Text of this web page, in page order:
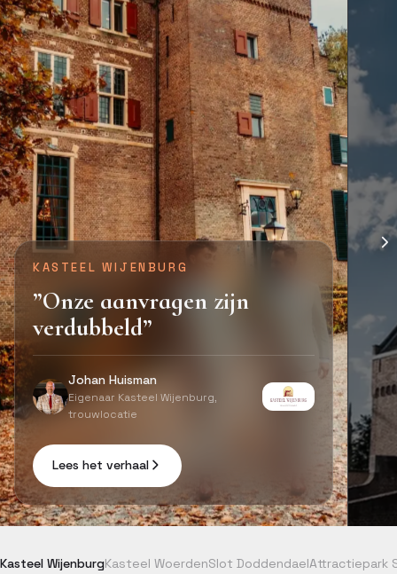
KASTEEL WIJENBURG
”Onze aanvragen zijn
verdubbeld”
Johan Huisman
Eigenaar Kasteel Wijenburg,
trouwlocatie
Lees het verhaal
Kasteel WijenburgKasteel WoerdenSlot DoddendaelAttractiepark